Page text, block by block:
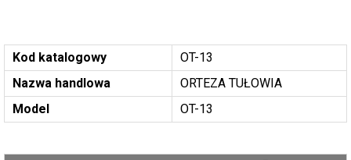
Kod katalogowy
OT-13
Nazwa handlowa
ORTEZA TUŁOWIA
Model
OT-13